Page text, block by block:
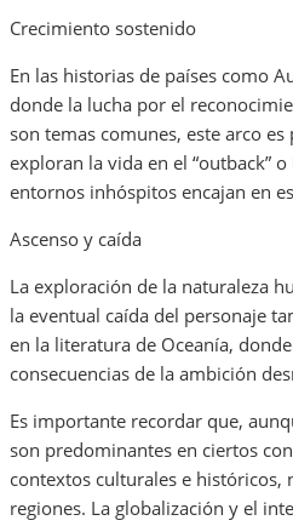
Crecimiento sostenido
En las historias de países como
donde la lucha por el
son temas comunes, este arco
exploran la vida en el “outback”
entornos inhóspitos encajan en
Ascenso y caída
La exploración de la naturaleza
la eventual caída del personaje
en la literatura de Oceanía,
consecuencias de la ambición
Es importante recordar que,
son predominantes en ciertos
contextos culturales e históricos,
regiones. La globalización y el